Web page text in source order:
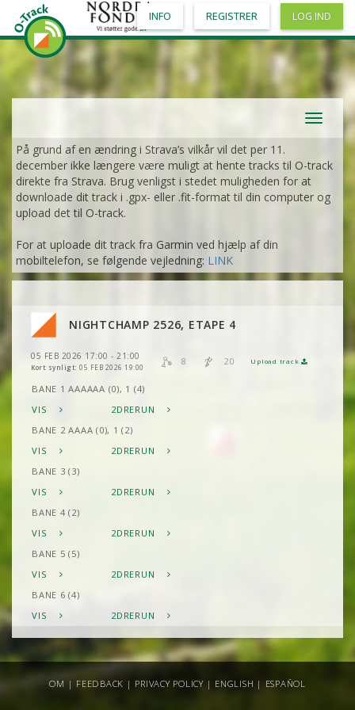
Toggle
På grund af en ændring i Strava’s vilkår vil det per 11.
december ikke længere være muligt at hente tracks til O-track
direkte fra Strava. Brug venligst i stedet muligheden for at
downloade dit track i .gpx- eller .fit-format til din computer og
upload det til O-track.
For at uploade dit track fra Garmin ved hjælp af din
mobiltelefon, se følgende vejledning: LINK
NIGHTCHAMP 2526, ETAPE 4
05 FEB 2026 17:00 - 21:00
Kort synligt: 05 FEB 2026 19:00
8 20 Upload track
BANE 1 AAAAAA (0), 1 (4)
VIS
2DRERUN
BANE 2 AAAA (0), 1 (2)
VIS
2DRERUN
BANE 3 (3)
VIS
2DRERUN
BANE 4 (2)
VIS
2DRERUN
BANE 5 (5)
VIS
2DRERUN
BANE 6 (4)
VIS
2DRERUN
BANE 7 (0)
2DRERUN
INFO REGISTRER LOG IND
OM | FEEDBACK | PRIVACY POLICY| ENGLISH | ESPAÑOL